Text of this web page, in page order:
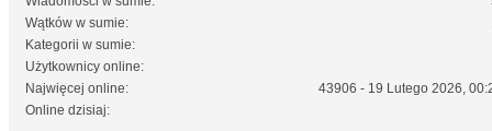
Wątków w sumie:
Kategorii w sumie:
Użytkownicy online:
Najwięcej online:
43906 - 19 Lutego 2026,
Online dzisiaj: